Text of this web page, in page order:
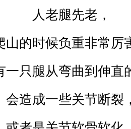
人老腿先老，
山的时候负重非常厉
一只腿从弯曲到伸直
会造成一些关节断裂